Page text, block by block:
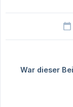
War dieser